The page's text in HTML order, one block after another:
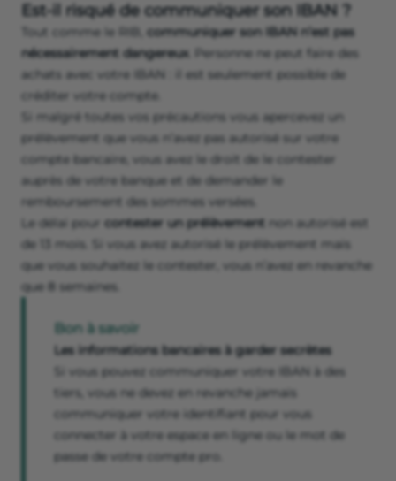
Est-il risqué de communiquer son IBAN ?
Tout comme le RIB, communiquer son IBAN n’est pas
nécessairement dangereux . Personne ne peut faire des
achats avec votre IBAN : il est seulement possible de
créditer votre compte.
Si malgré toutes vos précautions vous apercevez un
prélèvement que vous n’avez pas autorisé sur votre
compte bancaire, vous avez le droit de le contester
auprès de votre banque et de demander le
remboursement des sommes versées.
Le délai pour contester un prélèvement
non autorisé est
de 13 mois. Si vous avez autorisé le prélèvement mais
que vous souhaitez le contester, vous n’avez en revanche
que 8 semaines.
Bon à savoir
Les informations bancaires à garder secrètes
Si vous pouvez communiquer votre IBAN à des
tiers, vous ne devez en revanche jamais
communiquer votre identifiant pour vous
connecter à votre espace en ligne ou le mot de
passe de votre compte pro.